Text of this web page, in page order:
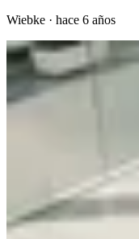
Wiebke · hace 6 años